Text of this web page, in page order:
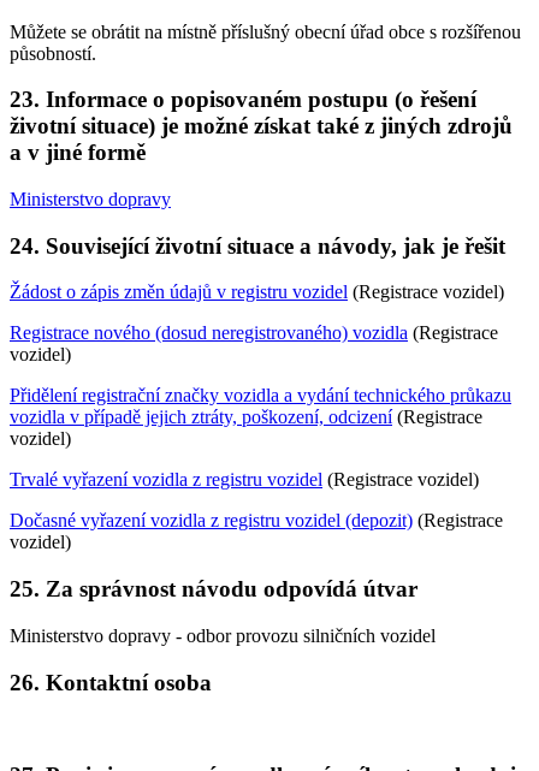
Můžete se obrátit na místně příslušný obecní úřad obce s rozšířenou
působností.
23. Informace o popisovaném postupu (o řešení
životní situace) je možné získat také z jiných zdrojů
a v jiné formě
Ministerstvo dopravy
24. Související životní situace a návody, jak je řešit
Žádost o zápis změn údajů v registru vozidel (Registrace vozidel)
Registrace nového (dosud neregistrovaného) vozidla (Registrace
vozidel)
Přidělení registrační značky vozidla a vydání technického průkazu
vozidla v případě jejich ztráty, poškození, odcizení(Registrace
vozidel)
Trvalé vyřazení vozidla z registru vozidel (Registrace vozidel)
Dočasné vyřazení vozidla z registru vozidel (depozit) (Registrace
vozidel)
25. Za správnost návodu odpovídá útvar
Ministerstvo dopravy - odbor provozu silničních vozidel
26. Kontaktní osoba